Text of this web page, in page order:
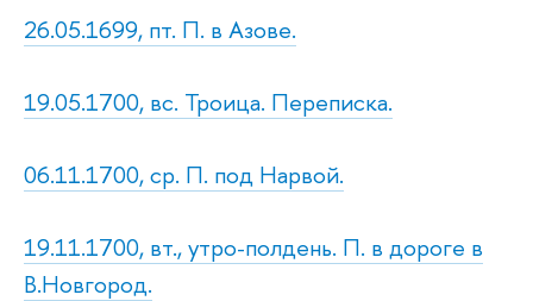
26.05.1699, пт. П. в Азове.
19.05.1700, вс. Троица. Переписка.
06.11.1700, ср. П. под Нарвой.
19.11.1700, вт., утро-полдень. П. в дороге в
В.Новгород.